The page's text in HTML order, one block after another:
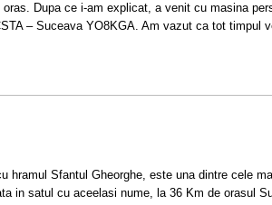
Dupa ce i-am explicat, a venit cu masina
– Suceava YO8KGA. Am vazut ca tot timpul
hramul Sfantul Gheorghe, este una dintre cele
in satul cu aceelasi nume, la 36 Km de orasul